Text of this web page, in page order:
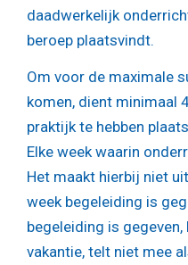
daadwerkelijk
beroep plaatsvindt.
Om voor de maximale
komen, dient minimaal
praktijk te hebben
Elke week waarin
Het maakt hierbij niet
week begeleiding is
begeleiding is
vakantie, telt niet mee